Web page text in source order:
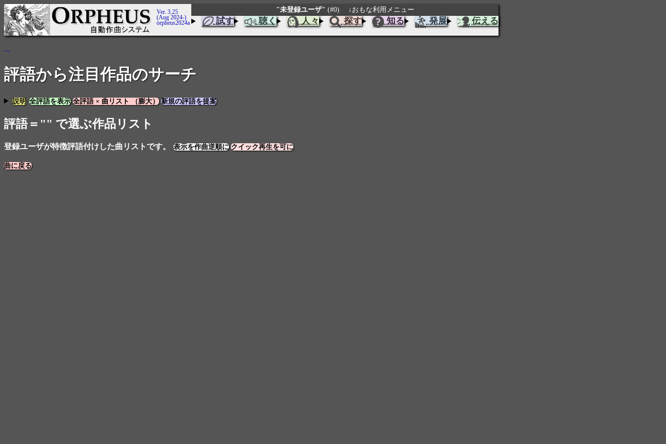
Ver. 3.25
(Aug 2024-)
orpheus2024a
"未登録ユーザ" (#0) ↓おもな利用メニュー
試す 聴く 人々 探す 知る 発展 伝える
...
評語から注目作品のサーチ
説明 全評語を表示 全評語 × 曲リスト （膨大） 新規の評語を提案
評語＝"" で選ぶ作品リスト
登録ユーザが特徴評語付けした曲リストです。 表示を作曲逆順に クイック再生を可に
曲に戻る